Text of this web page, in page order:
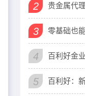
2
3
4 百利好金
5 百利好：